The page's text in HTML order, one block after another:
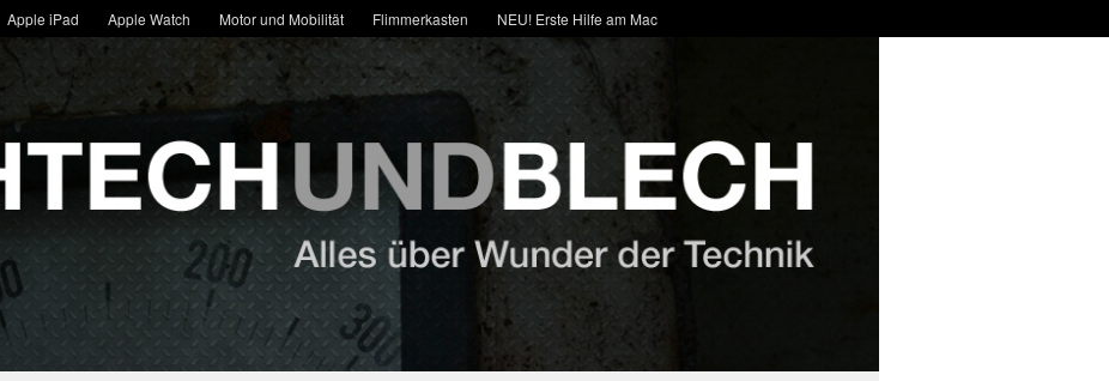
Apple iPad Apple Watch Motor und Mobilität Flimmerkasten NEU! Erste Hilfe am Mac